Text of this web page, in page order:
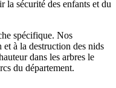
la sécurité des enfants et du
spécifique. Nos
à la destruction des nids
dans les arbres le
du département.